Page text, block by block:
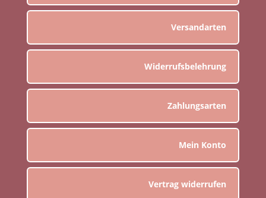
Versandarten
Widerrufsbelehrung
Zahlungsarten
Mein Konto
Vertrag widerrufen